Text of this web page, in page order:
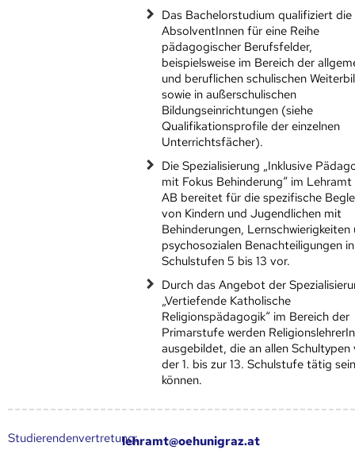
Das Bachelorstudium qualifiziert die
AbsolventInnen für eine Reihe
pädagogischer Berufsfelder,
beispielsweise im Bereich der
und beruflichen schulischen
sowie in außerschulischen
Bildungseinrichtungen (siehe
Qualifikationsprofile der einzelnen
Unterrichtsfächer).
Die Spezialisierung „Inklusive
mit Fokus Behinderung“ im Lehramt
AB bereitet für die spezifische
von Kindern und Jugendlichen mit
Behinderungen, Lernschwierigkeiten
psychosozialen Benachteiligungen
Schulstufen 5 bis 13 vor.
Durch das Angebot der
„Vertiefende Katholische
Religionspädagogik“ im Bereich der
Primarstufe werden
ausgebildet, die an allen Schultypen
der 1. bis zur 13. Schulstufe tätig
können.
Studierendenvertretung:lehramt@oehunigraz.at